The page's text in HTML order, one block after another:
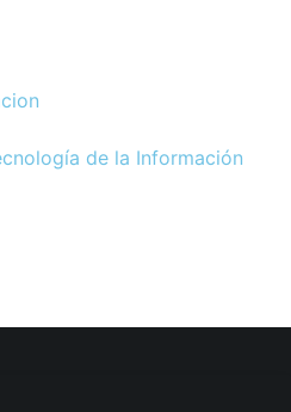
de la Información